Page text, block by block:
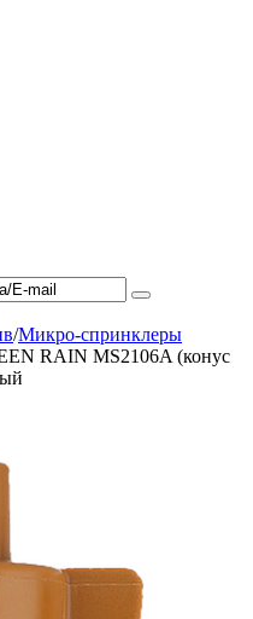
/Микро-спринклеры
RAIN MS2106A (конус